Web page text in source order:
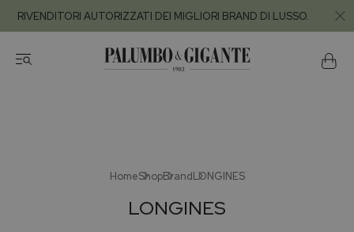
RIVENDITORI AUTORIZZATI DEI MIGLIORI BRAND DI LUSSO.
HomeShopBrandLONGINES
LONGINES